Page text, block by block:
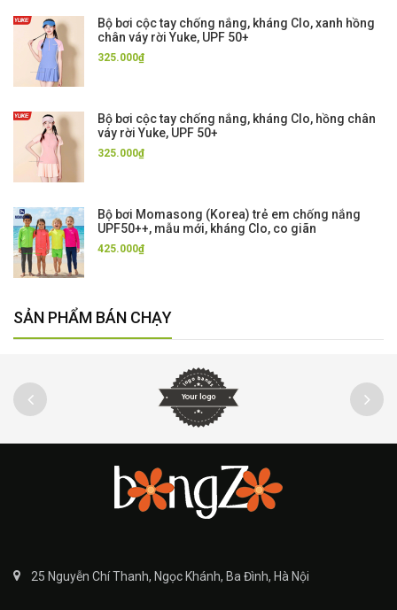
Bộ bơi cộc tay chống nắng, kháng Clo, xanh hồng
chân váy rời Yuke, UPF 50+
325.000₫
Bộ bơi cộc tay chống nắng, kháng Clo, hồng chân
váy rời Yuke, UPF 50+
325.000₫
Bộ bơi Momasong (Korea) trẻ em chống nắng
UPF50++, mẫu mới, kháng Clo, co giãn
425.000₫
SẢN PHẨM BÁN CHẠY
25 Nguyễn Chí Thanh, Ngọc Khánh, Ba Đình, Hà Nội